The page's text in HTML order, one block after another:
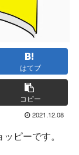
はてブ
コピー
2021.12.08
ピーです。